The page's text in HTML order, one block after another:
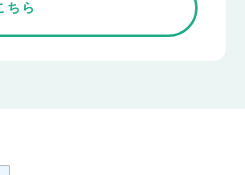
ちら